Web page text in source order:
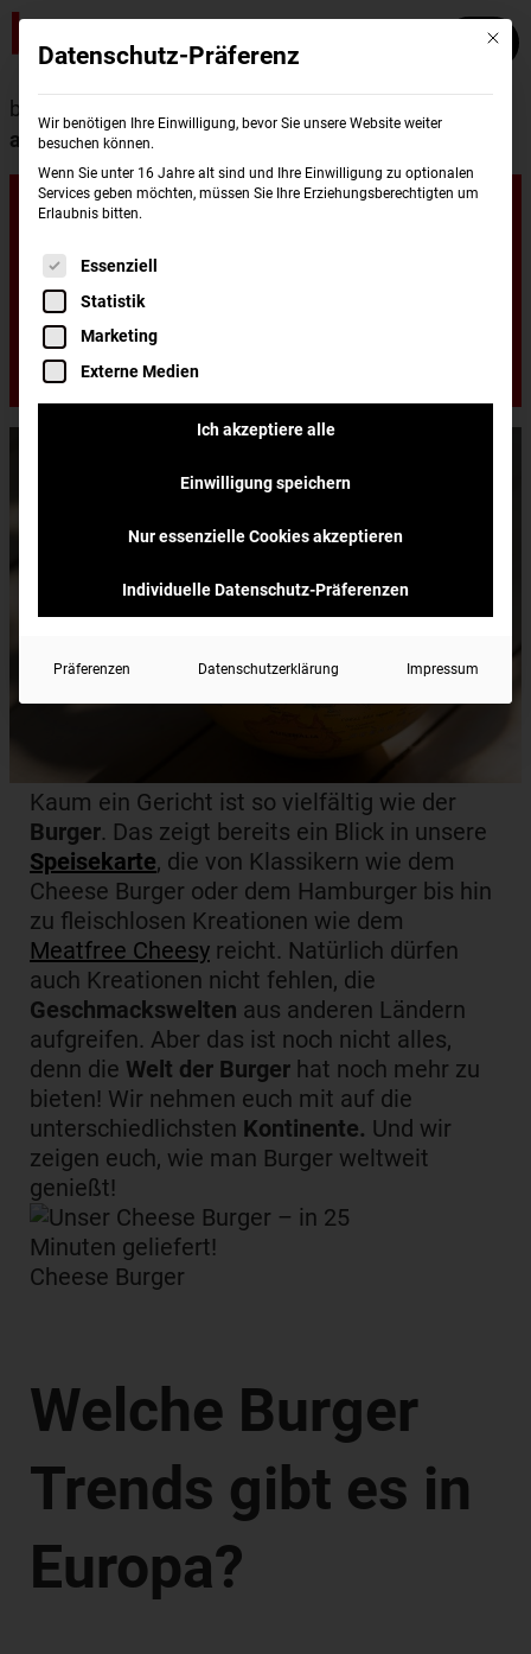
burgerme
around the world: Burger weltweit!
Eat around the
world: Burger
weltweit!
Kaum ein Gericht ist so vielfältig wie der
Burger. Das zeigt bereits ein Blick in unsere
Speisekarte, die von Klassikern wie dem
Cheese Burger oder dem Hamburger bis hin
zu fleischlosen Kreationen wie dem
Meatfree Cheesy reicht. Natürlich dürfen
auch Kreationen nicht fehlen, die
Geschmackswelten aus anderen Ländern
aufgreifen. Aber das ist noch nicht alles,
denn die Welt der Burger hat noch mehr zu
bieten! Wir nehmen euch mit auf die
unterschiedlichsten Kontinente. Und wir
zeigen euch, wie man Burger weltweit
genießt!
Cheese Burger
Welche Burger
Trends gibt es in
Europa?
Mit
Datenschutz-Präferenz
Wir benötigen Ihre Einwilligung, bevor Sie unsere Website weiter
besuchen können.
Wenn Sie unter 16 Jahre alt sind und Ihre Einwilligung zu optionalen
Services geben möchten, müssen Sie Ihre Erziehungsberechtigten um
Erlaubnis bitten.
Es folgt eine Liste der Service-Gruppen, für
Essenziell
Statistik
Marketing
Externe Medien
Ich akzeptiere alle
Einwilligung speichern
Nur essenzielle Cookies akzeptieren
Individuelle Datenschutz-Präferenzen
Präferenzen Datenschutzerklärung Impressum